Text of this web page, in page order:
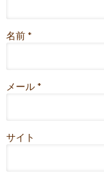
名前 *
メール *
サイト